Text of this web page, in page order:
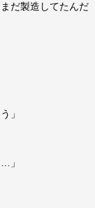
だ製造してたんだ
」
」